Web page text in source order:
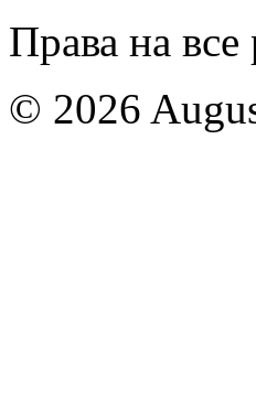
Права на
© 2026